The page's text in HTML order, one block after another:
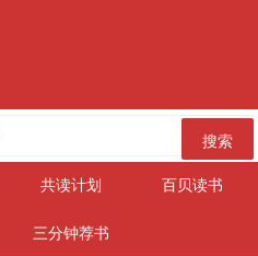
搜索
共读计划 百贝读书
三分钟荐书